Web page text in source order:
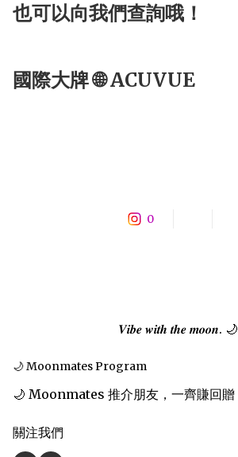
也可以向我們查詢哦！
國際大牌 🌐 ACUVUE
0
𝑽𝒊𝒃𝒆 𝒘𝒊𝒕𝒉 𝒕𝒉𝒆 𝒎𝒐𝒐𝒏. 🌙
🌙 Moonmates Program
🌙 Moonmates 推介朋友，一齊賺回贈
關注我們